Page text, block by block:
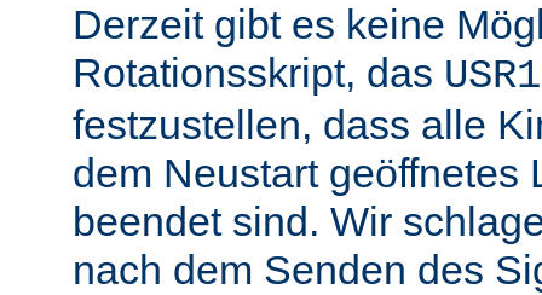
Derzeit gibt es keine
Rotationsskript, das USR1
festzustellen, dass alle
dem Neustart geöffnetes
beendet sind. Wir
nach dem Senden des